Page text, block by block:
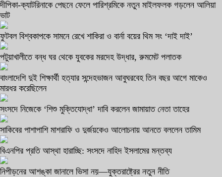
দীপিকা-ক্যাটরিনাকে পেছনে ফেলে পারিশ্রমিকে নতুন মাইলফলক গড়লেন আলিয়া
ভাট
ফুটবল বিশ্বকাপকে সামনে রেখে শাকিরা ও বার্না বয়ের থিম সং ‘দাই দাই’
পটুয়াখালীতে বন্ধ ঘর থেকে যুবকের মরদেহ উদ্ধার, রুমমেট পলাতক
বাংলাদেশি দুই শিক্ষার্থী হত্যার সন্দেহভাজন আবুঘরবেহ তিন বছর আগে মাকেও
মারধর করেছিলেন
সংসদে নিজেকে ‘শিশু মুক্তিযোদ্ধা’ দাবি করলেন জামায়াত নেতা তাহের
সাকিবের পাশাপাশি মাশরাফি ও দুর্জয়কেও আলোচনায় আনতে বললেন তামিম
বিএনপির প্রতি আস্থা হারাচ্ছি: সংসদে নাহিদ ইসলামের মন্তব্য
নিপীড়নের আশঙ্কা জানালে ভিসা নয়—যুক্তরাষ্ট্রের নতুন নীতি